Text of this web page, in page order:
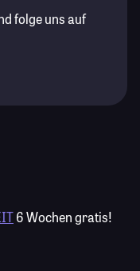
folge uns auf
6 Wochen gratis!